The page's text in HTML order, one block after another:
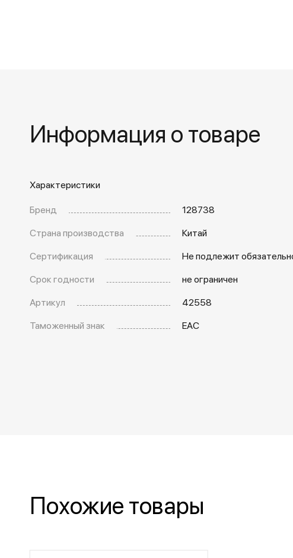
Информация о товаре
Характеристики
Бренд
128738
Страна производства
Китай
Сертификация
Не подлежит
Срок годности
не ограничен
Артикул
42558
Таможенный знак
EAC
Похожие товары